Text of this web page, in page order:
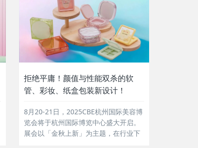
拒绝平庸！颜值与性能双杀的软
管、彩妆、纸盒包装新设计！
8月20-21日，2025CBE杭州国际美容博
览会将于杭州国际博览中心盛大开启。
展会以「金秋上新」为主题，在行业下